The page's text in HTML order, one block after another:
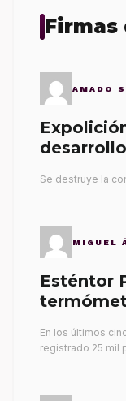
Firmas
AMADO
desarrollo
Se destruye la
MIGUEL
Esténtor
En los últimos
registrado 25 mil